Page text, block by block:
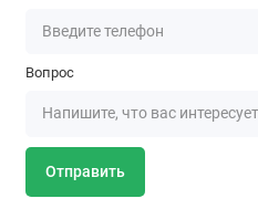
Вопрос
Отправить